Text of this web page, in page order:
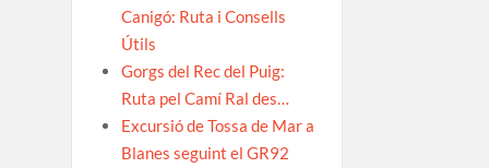
Canigó: Ruta i Consells
Útils
Gorgs del Rec del Puig:
Ruta pel Camí Ral des…
Excursió de Tossa de Mar a
Blanes seguint el GR92